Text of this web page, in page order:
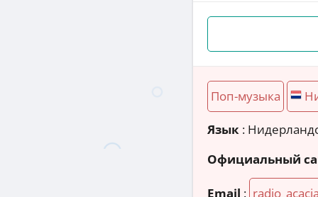
Поп-музыка
Язык :
Официальный
Email :